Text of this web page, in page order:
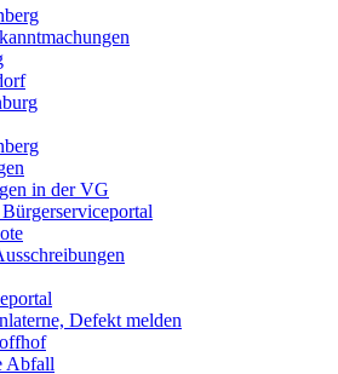
in der VG
Defekt melden
Abfall